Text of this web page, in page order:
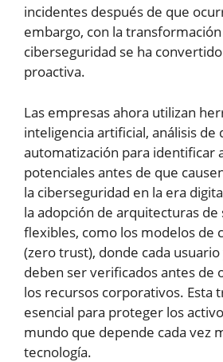
incidentes después de que
embargo, con la transformación
ciberseguridad se ha
proactiva.
Las empresas ahora utilizan
inteligencia artificial, análisis de
automatización para identificar
potenciales antes de que
la ciberseguridad en la era
la adopción de arquitecturas de
flexibles, como los modelos de
(zero trust), donde cada
deben ser verificados antes de
los recursos corporativos. Esta
esencial para proteger los
mundo que depende cada vez
tecnología.